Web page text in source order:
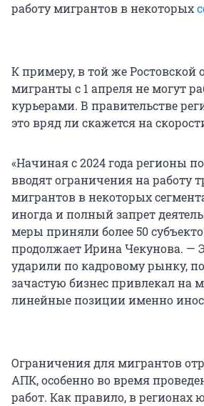
работу мигрантов в некоторых
К примеру, в той же Ростовской
мигранты с 1 апреля не могут
курьерами. В правительстве
это вряд ли скажется на
«Начиная с 2024 года регионы
вводят ограничения на работу
мигрантов в некоторых
иногда и полный запрет
меры приняли более 50
продолжает Ирина Чекунова. —
ударили по кадровому рынку,
зачастую бизнес привлекал на
линейные позиции именно
Ограничения для мигрантов
АПК, особенно во время
работ. Как правило, в регионах